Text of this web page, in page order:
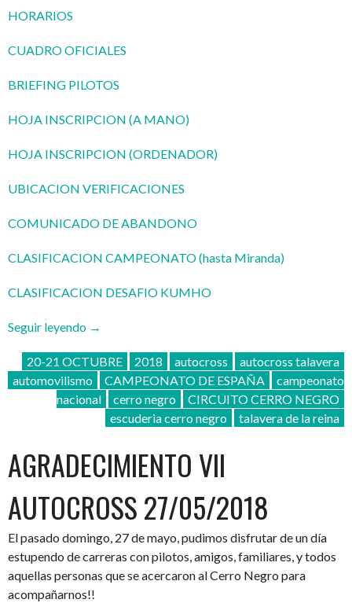
HORARIOS
CUADRO OFICIALES
BRIEFING PILOTOS
HOJA INSCRIPCION (A MANO)
HOJA INSCRIPCION (ORDENADOR)
UBICACION VERIFICACIONES
COMUNICADO DE ABANDONO
CLASIFICACION CAMPEONATO (hasta Miranda)
CLASIFICACION DESAFIO KUMHO
Seguir leyendo «I
DE
ESPAÑA
DE
AUTOCROSS
CERRO
NEGRO»
→
20-21 OCTUBRE 2018 autocross
autocross talavera
automovilismo
CAMPEONATO DE ESPAÑA
campeonato
nacional
cerro negro
CIRCUITO CERRO NEGRO
escuderia cerro negro
talavera de la reina
AGRADECIMIENTO VII
AUTOCROSS 27/05/2018
El pasado domingo, 27 de mayo, pudimos disfrutar de un día
estupendo de carreras con pilotos, amigos, familiares, y todos
aquellas personas que se acercaron al Cerro Negro para
acompañarnos!!